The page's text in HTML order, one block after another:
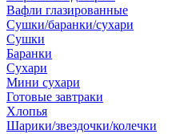
Вафли глазированные
Сушки/баранки/сухари
Сушки
Баранки
Сухари
Мини сухари
Готовые завтраки
Хлопья
Шарики/звездочки/колечки